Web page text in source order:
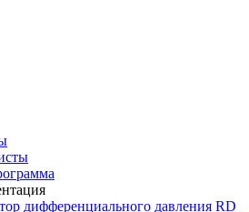
дифференциального давления RD